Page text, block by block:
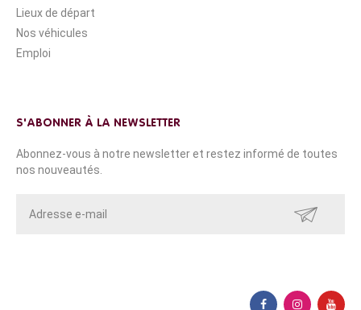
Lieux de départ
Nos véhicules
Emploi
S'ABONNER À LA NEWSLETTER
Abonnez-vous à notre newsletter et restez informé de toutes
nos nouveautés.
ENVOYER